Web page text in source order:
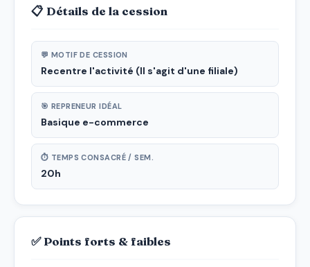
📋 Détails de la cession
💬 MOTIF DE CESSION
Recentre l'activité (Il s'agit d'une filiale)
🎯 REPRENEUR IDÉAL
Basique e-commerce
⏱ TEMPS CONSACRÉ / SEM.
20h
✅ Points forts & faibles